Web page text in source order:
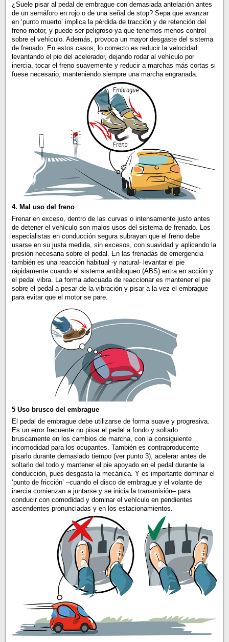
¿Suele pisar al pedal de embrague con demasiada antelación antes
de un semáforo en rojo o de una señal de stop? Sepa que avanzar
en ‘punto muerto’ implica la pérdida de tracción y de retención del
freno motor, y puede ser peligroso ya que tenemos menos control
sobre el vehículo. Además, provoca un mayor desgaste del sistema
de frenado. En estos casos, lo correcto es reducir la velocidad
levantando el pie del acelerador, dejando rodar al vehículo por
inercia, tocar el freno suavemente y reducir a marchas más cortas si
fuese necesario, manteniendo siempre una marcha engranada.
4. Mal uso del freno
Frenar en exceso, dentro de las curvas o intensamente justo antes
de detener el vehículo son malos usos del sistema de frenado. Los
especialistas en conducción segura subrayan que el freno debe
usarse en su justa medida, sin excesos, con suavidad y aplicando la
presión necesaria sobre el pedal. En las frenadas de emergencia
también es una reacción habitual -y natural- levantar el pie
rápidamente cuando el sistema antibloqueo (ABS) entra en acción y
el pedal vibra. La forma adecuada de reaccionar es mantener el pie
sobre el pedal a pesar de la vibración y pisar a la vez el embrague
para evitar que el motor se pare.
5 Uso brusco del embrague
El pedal de embrague debe utilizarse de forma suave y progresiva.
Es un error frecuente no pisar el pedal a fondo y soltarlo
bruscamente en los cambios de marcha, con la consiguiente
incomodidad para los ocupantes. También es contraproducente
pisarlo durante demasiado tiempo (ver punto 3), acelerar antes de
soltarlo del todo y mantener el pie apoyado en el pedal durante la
conducción, pues desgasta la mecánica. Y es importante dominar el
‘punto de fricción’ –cuando el disco de embrague y el volante de
inercia comienzan a juntarse y se inicia la transmisión– para
conducir con comodidad y dominar el vehículo en pendientes
ascendentes pronunciadas y en los estacionamientos.